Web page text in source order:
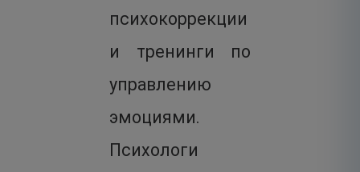
психокоррекции
и тренинги по
управлению
эмоциями.
Психологи